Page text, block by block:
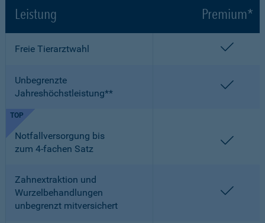
Leistung Premium*
Freie Tierarztwahl
Unbegrenzte
Jahreshöchstleistung**
Notfallversorgung bis
zum 4-fachen Satz
TOP
Zahnextraktion und
Wurzelbehandlungen
unbegrenzt mitversichert